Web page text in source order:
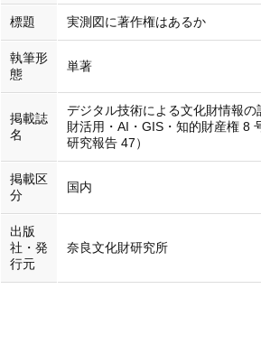
標題 実測図に著作権はあるか
執筆形
態
単著
掲載誌
名
デジタル技術による文化財情
財活用・AI・GIS・知的財産権 8
研究報告 47）
掲載区
分
国内
出版
社・発
行元
奈良文化財研究所